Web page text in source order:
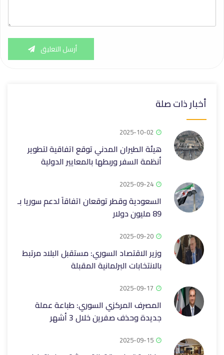
أرسل التعليق
أخبار ذات صلة
2025-10-02
هيئة الطيران المدني توقع اتفاقية لتطوير
أنظمة السفر وربطها بالمعايير الدولية
2025-09-24
السعودية وقطر توقعان اتفاقاَ لدعم سوريا بـ
89 مليون دولار
2025-09-20
وزير الاقتصاد السوري: مستقبل البلاد مرتبط
بالانتخابات البرلمانية المقبلة
2025-09-17
المصرف المركزي السوري: طباعة عملة
جديدة وحذف صفرين خلال 3 أشهر
2025-09-15